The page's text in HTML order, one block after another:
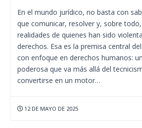
En el mundo jurídico, no basta con
que comunicar, resolver y, sobre
realidades de quienes han sido
derechos. Esa es la premisa central
con enfoque en derechos humanos:
poderosa que va más allá del
convertirse en un motor…
12 DE MAYO DE 2025